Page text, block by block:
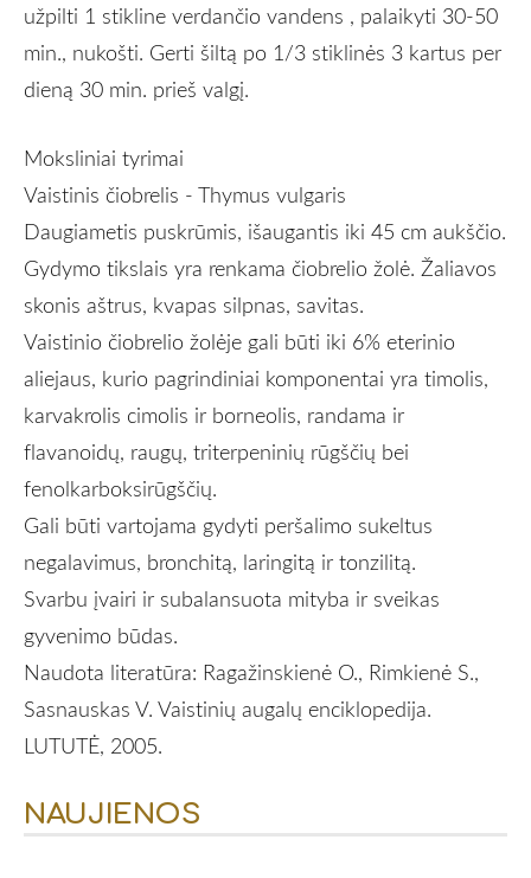
NAUJIENOS
užpilti 1 stikline verdančio vandens , palaikyti 30-50
min., nukošti. Gerti šiltą po 1/3 stiklinės 3 kartus per
dieną 30 min. prieš valgį.
Moksliniai tyrimai
Vaistinis čiobrelis - Thymus vulgaris
Daugiametis puskrūmis, išaugantis iki 45 cm aukščio.
Gydymo tikslais yra renkama čiobrelio žolė. Žaliavos
skonis aštrus, kvapas silpnas, savitas.
Vaistinio čiobrelio žolėje gali būti iki 6% eterinio
aliejaus, kurio pagrindiniai komponentai yra timolis,
karvakrolis cimolis ir borneolis, randama ir
flavanoidų, raugų, triterpeninių rūgščių bei
fenolkarboksirūgščių.
Gali būti vartojama gydyti peršalimo sukeltus
negalavimus, bronchitą, laringitą ir tonzilitą.
Svarbu įvairi ir subalansuota mityba ir sveikas
gyvenimo būdas.
Naudota literatūra: Ragažinskienė O., Rimkienė S.,
Sasnauskas V. Vaistinių augalų enciklopedija.
LUTUTĖ, 2005.